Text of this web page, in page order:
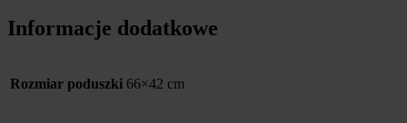
Informacje dodatkowe
Rozmiar poduszki 66×42 cm